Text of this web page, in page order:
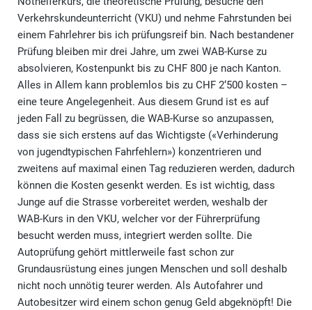
Verkehrskundeunterricht (VKU) und nehme Fahrstunden bei
einem Fahrlehrer bis ich prüfungsreif bin. Nach bestandener
Prüfung bleiben mir drei Jahre, um zwei WAB-Kurse zu
absolvieren, Kostenpunkt bis zu CHF 800 je nach Kanton.
Alles in Allem kann problemlos bis zu CHF 2‘500 kosten –
eine teure Angelegenheit. Aus diesem Grund ist es auf
jeden Fall zu begrüssen, die WAB-Kurse so anzupassen,
dass sie sich erstens auf das Wichtigste («Verhinderung
von jugendtypischen Fahrfehlern») konzentrieren und
zweitens auf maximal einen Tag reduzieren werden, dadurch
können die Kosten gesenkt werden. Es ist wichtig, dass
Junge auf die Strasse vorbereitet werden, weshalb der
WAB-Kurs in den VKU, welcher vor der Führerprüfung
besucht werden muss, integriert werden sollte. Die
Autoprüfung gehört mittlerweile fast schon zur
Grundausrüstung eines jungen Menschen und soll deshalb
nicht noch unnötig teurer werden. Als Autofahrer und
Autobesitzer wird einem schon genug Geld abgeknöpft! Die